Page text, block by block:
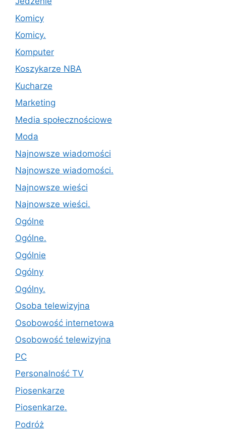
Komicy
Komicy.
Komputer
Koszykarze NBA
Kucharze
Marketing
Media społecznościowe
Moda
Najnowsze wiadomości
Najnowsze wiadomości.
Najnowsze wieści
Najnowsze wieści.
Ogólne
Ogólne.
Ogólnie
Ogólny
Ogólny.
Osoba telewizyjna
Osobowość internetowa
Osobowość telewizyjna
PC
Personalność TV
Piosenkarze
Piosenkarze.
Podróż